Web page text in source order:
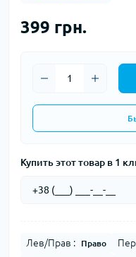
399 грн.
Купить этот товар в 1
Лев/Прав : Право